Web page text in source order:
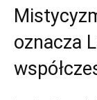
oznacza